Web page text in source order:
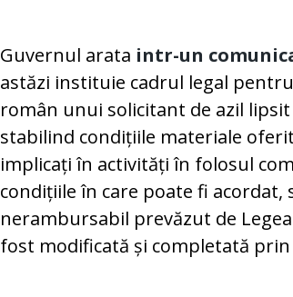
Guvernul arata intr-un
astăzi instituie cadrul legal
român unui solicitant de azil
stabilind condițiile materiale
implicați în activități în folosul
condițiile în care poate fi
nerambursabil prevăzut de
fost modificată și completată prin